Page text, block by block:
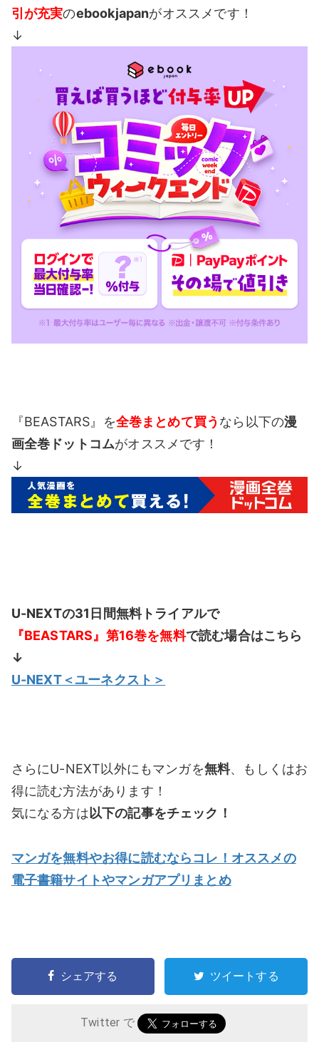
引が充実のebookjapanがオススメです！
↓
『BEASTARS』を全巻まとめて買う なら以下の漫
画全巻ドットコムがオススメです！
↓
U-NEXTの31日間無料トライアルで
『BEASTARS』第16巻を無料で読む場合はこちら
↓
U-NEXT＜ユーネクスト＞
さらにU-NEXT以外にもマンガを無料、もしくはお
得に読む方法があります！
気になる方は以下の記事をチェック！
マンガを無料やお得に読むならコレ！オススメの
電子書籍サイトやマンガアプリまとめ
シェアする ツイートする
Twitter で